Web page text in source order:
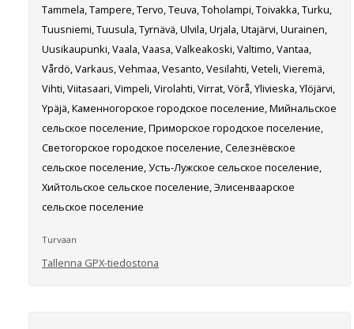
Tammela, Tampere, Tervo, Teuva, Toholampi, Toivakka, Turku,
Tuusniemi, Tuusula, Tyrnävä, Ulvila, Urjala, Utajärvi, Uurainen,
Uusikaupunki, Vaala, Vaasa, Valkeakoski, Valtimo, Vantaa,
Vårdö, Varkaus, Vehmaa, Vesanto, Vesilahti, Veteli, Vieremä,
Vihti, Viitasaari, Vimpeli, Virolahti, Virrat, Vörå, Ylivieska, Ylöjärvi,
Ypäjä, Каменногорское городское поселение, Мийнальское
сельское поселение, Приморское городское поселение,
Светогорское городское поселение, Селезнёвское
сельское поселение, Усть-Лужское сельское поселение,
Хийтольское сельское поселение, Элисенваарское
сельское поселение
Turvaan
Tallenna GPX-tiedostona